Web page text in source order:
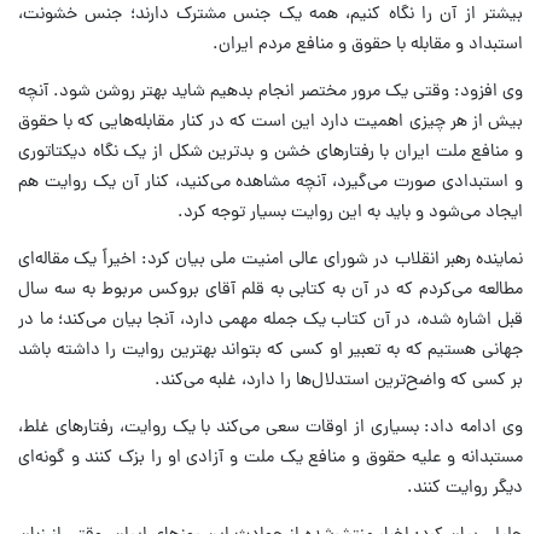
بیشتر از آن را نگاه کنیم، همه یک جنس مشترک دارند؛ جنس خشونت،
استبداد و مقابله با حقوق و منافع مردم ایران.
وی افزود: وقتی یک مرور مختصر انجام بدهیم شاید بهتر روشن شود. آنچه
بیش از هر چیزی اهمیت دارد این است که در کنار مقابله‌هایی که با حقوق
و منافع ملت ایران با رفتارهای خشن و بدترین شکل از یک نگاه دیکتاتوری
و استبدادی صورت می‌گیرد، آنچه مشاهده می‌کنید، کنار آن یک روایت هم
ایجاد می‌شود و باید به این روایت بسیار توجه کرد.
نماینده رهبر انقلاب در شورای عالی امنیت ملی بیان کرد: اخیراً یک مقاله‌ای
مطالعه می‌کردم که در آن به کتابی به قلم آقای بروکس مربوط به سه سال
قبل اشاره شده، در آن کتاب یک جمله مهمی دارد، آنجا بیان می‌کند؛ ما در
جهانی هستیم که به تعبیر او کسی که بتواند بهترین روایت را داشته باشد
بر کسی که واضح‌ترین استدلال‌ها را دارد، غلبه می‌کند.
وی ادامه داد: بسیاری از اوقات سعی می‌کند با یک روایت، رفتارهای غلط،
مستبدانه و علیه حقوق و منافع یک ملت و آزادی او را بزک کنند و گونه‌ای
دیگر روایت کنند.